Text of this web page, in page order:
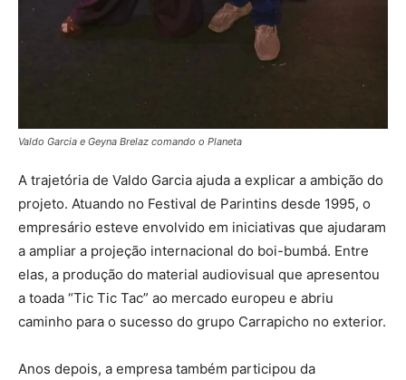
Valdo Garcia e Geyna Brelaz comando o Planeta
A trajetória de Valdo Garcia ajuda a explicar a ambição do
projeto. Atuando no Festival de Parintins desde 1995, o
empresário esteve envolvido em iniciativas que ajudaram
a ampliar a projeção internacional do boi-bumbá. Entre
elas, a produção do material audiovisual que apresentou
a toada “Tic Tic Tac” ao mercado europeu e abriu
caminho para o sucesso do grupo Carrapicho no exterior.
Anos depois, a empresa também participou da